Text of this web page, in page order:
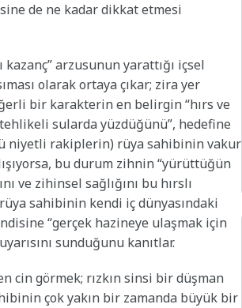
de ne kadar dikkat etmesi
arzusunun yarattığı içsel
olarak ortaya çıkar; zira yer
bir karakterin en belirgin “hırs ve
sularda yüzdüğünü”, hedefine
niyetli rakiplerin) rüya sahibinin vakur
bu durum zihnin “yürüttüğün
ve zihinsel sağlığını bu hırslı
sahibinin kendi iç dünyasındaki
“gerçek hazineye ulaşmak için
sunduğunu kanıtlar.
cin görmek; rızkın sinsi bir düşman
çok yakın bir zamanda büyük bir